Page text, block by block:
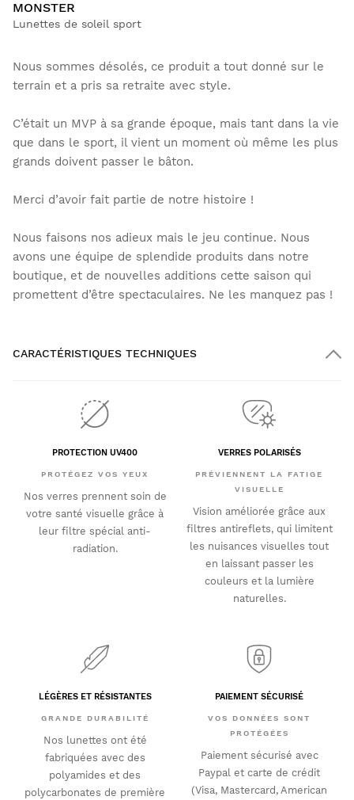
MONSTER
Lunettes de soleil sport
Nous sommes désolés, ce produit a tout donné sur le
terrain et a pris sa retraite avec style.
C’était un MVP à sa grande époque, mais tant dans la vie
que dans le sport, il vient un moment où même les plus
grands doivent passer le bâton.
Merci d’avoir fait partie de notre histoire !
Nous faisons nos adieux mais le jeu continue. Nous
avons une équipe de splendide produits dans notre
boutique, et de nouvelles additions cette saison qui
promettent d’être spectaculaires. Ne les manquez pas !
CARACTÉRISTIQUES TECHNIQUES
PROTECTION UV400
PROTÉGEZ VOS YEUX
Nos verres prennent soin de
votre santé visuelle grâce à
leur filtre spécial anti-
radiation.
VERRES POLARISÉS
PRÉVIENNENT LA FATIGE
VISUELLE
Vision améliorée grâce aux
filtres antireflets, qui limitent
les nuisances visuelles tout
en laissant passer les
couleurs et la lumière
naturelles.
LÉGÈRES ET RÉSISTANTES
GRANDE DURABILITÉ
Nos lunettes ont été
fabriquées avec des
polyamides et des
polycarbonates de première
PAIEMENT SÉCURISÉ
VOS DONNÉES SONT
PROTÉGÉES
Paiement sécurisé avec
Paypal et carte de crédit
(Visa, Mastercard, American